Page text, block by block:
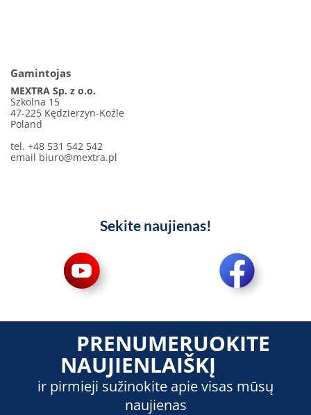
Gamintojas
MEXTRA Sp. z o.o.
Szkolna 15
47-225 Kędzierzyn-Koźle
Poland
tel. +48 531 542 542
email biuro@mextra.pl
Sekite naujienas!
PRENUMERUOKITE
NAUJIENLAIŠKĮ
ir pirmieji sužinokite apie visas mūsų
naujienas